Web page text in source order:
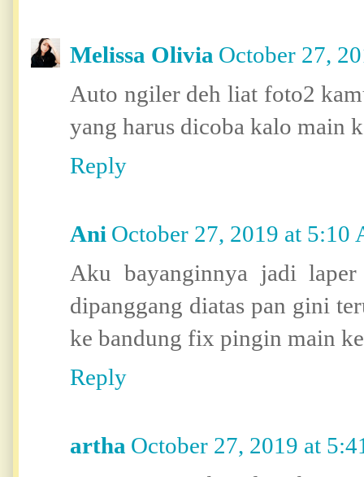
Melissa Olivia October 27,
Auto ngiler deh liat foto2
yang harus dicoba kalo main
Reply
Ani October 27, 2019 at 5:10
Aku bayanginnya jadi
dipanggang diatas pan gini
ke bandung fix pingin main
Reply
artha October 27, 2019 at